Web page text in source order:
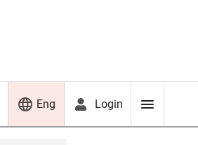
Eng Login